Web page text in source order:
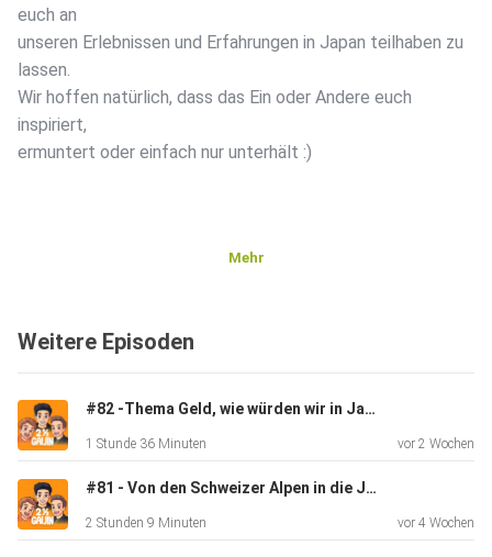
euch an
unseren Erlebnissen und Erfahrungen in Japan teilhaben zu
lassen.
Wir hoffen natürlich, dass das Ein oder Andere euch
inspiriert,
ermuntert oder einfach nur unterhält :)
Monats
Feedback und
eure Fragen ein, daher schreibt gerne in die Kommentare,
was euch
auf der Seele liegt.
Mehr
Weitere Episoden
#82 -Thema Geld, wie würden wir in Japan investieren??
1 Stunde 36 Minuten vor 2 Wochen
#81 - Von den Schweizer Alpen in die Japanischen Alpen
2 Stunden 9 Minuten vor 4 Wochen